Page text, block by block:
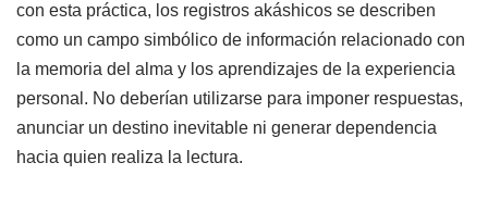
con esta práctica, los registros akáshicos se describen
como un campo simbólico de información relacionado con
la memoria del alma y los aprendizajes de la experiencia
personal. No deberían utilizarse para imponer respuestas,
anunciar un destino inevitable ni generar dependencia
hacia quien realiza la lectura.